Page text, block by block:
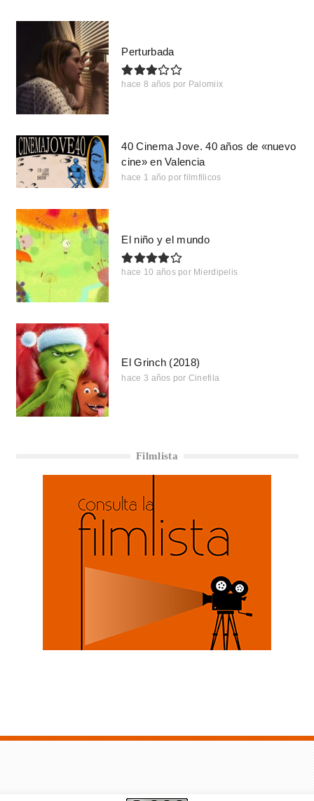
Perturbada
hace 8 años por Palomiix
40 Cinema Jove. 40 años de «nuevo
cine» en Valencia
hace 1 año por filmfilicos
El niño y el mundo
hace 10 años por Mierdipelis
El Grinch (2018)
hace 3 años por Cinefila
Filmlista